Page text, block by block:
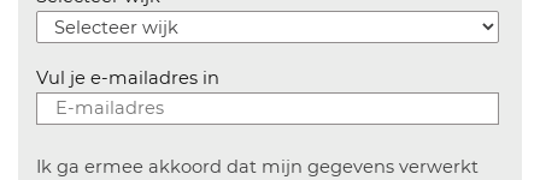
Vul je e-mailadres in
Ik ga ermee akkoord dat mijn gegevens verwerkt